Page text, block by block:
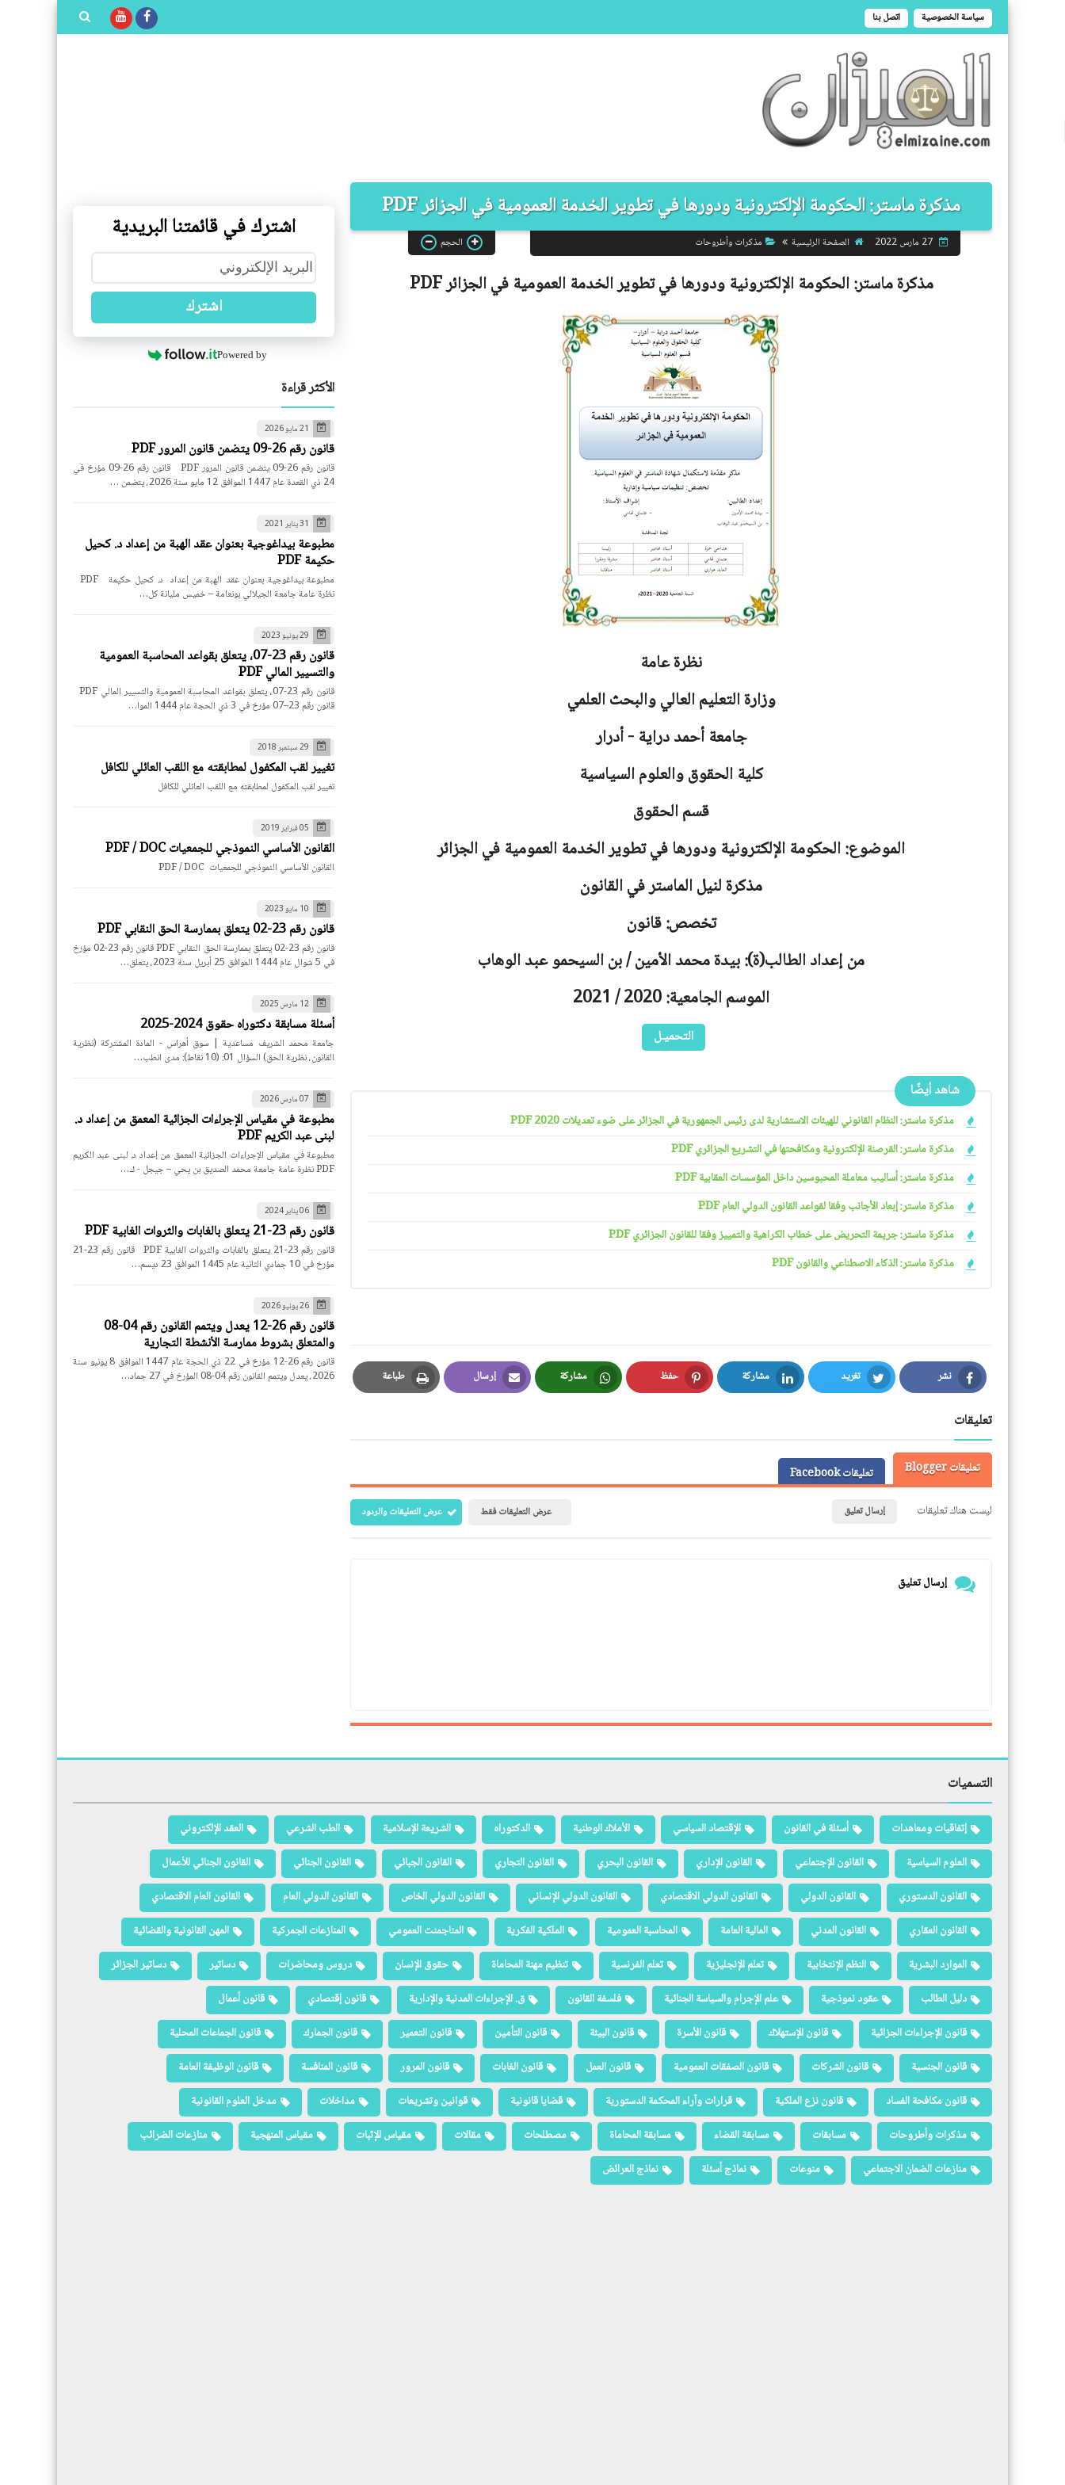
سياسة الخصوصية اتصل بنا
مذكرة ماستر: الحكومة الإلكترونية ودورها في تطوير الخدمة العمومية في الجزائر PDF
27 مارس 2022 الصفحة الرئيسية مذكرات وأطروحات الحجم
مذكرة ماستر:الحكومة الإلكترونية ودورها في تطوير الخدمة العمومية في الجزائرPDF
نظرة عامة
وزارة التعليم العالي والبحث العلمي
جامعةأحمد دراية - أدرار
كلية الحقوق والعلوم السياسية
قسم الحقوق
الموضوع: الحكومة الإلكترونية ودورها في تطوير الخدمة العمومية في الجزائر
مذكرة لنيل الماستر في القانون
تخصص: قانون
من إعداد الطالب(ة): بيدة محمد الأمين / بن السيحمو عبد الوهاب
الموسم الجامعية: 2020 / 2021
التحميـل
شاهد أيضًا
مذكرة ماستر: النظام القانوني للهيئات الاستشارية لدى رئيس الجمهورية في الجزائر على ضوء تعديلات 2020 PDF
مذكرة ماستر: القرصنة الإلكترونية ومكافحتها في التشريع الجزائري PDF
مذكرة ماستر: أساليب معاملة المحبوسين داخل المؤسسات العقابية PDF
مذكرة ماستر: إبعاد الأجانب وفقا لقواعد القانون الدولي العام PDF
مذكرة ماستر: جريمة التحريض على خطاب الكراهية والتمييز وفقا للقانون الجزائري PDF
مذكرة ماستر: الذكاء الاصطناعي والقانون PDF
نشر
Facebook
تغريد
Twitter
مشاركة
LinkedIn
حفظ
Pinterest
مشاركة
Whatsapp
إرسال
Email
طباعة
Print
تعليقات
تعليقات Blogger
تعليقات Facebook
ليست هناك تعليقات
إرسال تعليق عرض التعليقات فقط عرض التعليقات والردود
إرسال تعليق
اشترك في قائمتنا البريدية
اشترك
Powered by
الأكثر قراءة
21 مايو 2026
قانون رقم 26-09 يتضمن قانون المرور PDF
قانون رقم 26-09 يتضمن قانون المرور PDF قانون رقم 26-09 مؤرخ في
24 ذي القعدة عام 1447 الموافق 12 مايو سنة 2026، يتضمن …
31 يناير 2021
مطبوعة بيداغوجية بعنوان عقد الهبة من إعداد د. كحيل
حكيمة PDF
نظرة عامة جامعة الجيلالي بونعامة – خميس مليانة كل…
29 يونيو 2023
قانون رقم 23-07، يتعلق بقواعد المحاسبة العمومية
والتسيير المالي PDF
قانون رقم 23–07 مؤرخ في 3 ذي الحجة عام 1444 الموا…
29 سبتمبر 2018
تغيير لقب المكفول لمطابقته مع اللقب العائلي للكافل
تغيير لقب المكفول لمطابقته مع اللقب العائلي للكافل
05 فبراير 2019
القانون الأساسي النموذجي للجمعيات PDF / DOC
القانون الأساسي النموذجي للجمعيات PDF / DOC
10 مايو 2023
قانون رقم 23-02 يتعلق بممارسة الحق النقابي PDF
قانون رقم 23-02 يتعلق بممارسة الحق النقابي PDF قانون رقم 23-02 مؤرخ
في 5 شوال عام 1444 الموافق 25 أبريل سنة 2023، يتعلق…
12 مارس 2025
أسئلة مسابقة دكتوراه حقوق 2024-2025
جامعة محمد الشريف مساعدية | سوق أهراس - المادة المشتركة (نظرية
القانون، نظرية الحق) السؤال 01: (10 نقاط): مدى انطب…
07 مارس 2026
مطبوعة في مقياس الإجراءات الجزائية المعمق من إعداد د.
لبنى عبد الكريم PDF
مطبوعة في مقياس الإجراءات الجزائية المعمق من إعداد د. لبنى عبد الكريم
PDF نظرة عامة جامعة محمد الصديق بن يحي – جيجل - ك…
06 يناير 2024
قانون رقم 23-21 يتعلق بالغابات والثروات الغابية PDF
قانون رقم 23-21 يتعلق بالغابات والثروات الغابية PDF قانون رقم 23-21
مؤرخ في 10 جمادي الثانية عام 1445 الموافق 23 ديسم…
26 يونيو 2026
قانون رقم 26-12 يعدل ويتمم القانون رقم 04-08
والمتعلق بشروط ممارسة الأنشطة التجارية
قانون رقم 26-12 مؤرخ في 22 ذي الحجة عام 1447 الموافق 8 يونيو سنة
2026، يعدل ويتمم القانون رقم 04-08 المؤرخ في 27 جماد…
التسميات
إتفاقيات ومعاهدات أسئلة في القانون الإقتصاد السياسي الأملاك الوطنية الدكتوراه الشريعة الإسلامية الطب الشرعي
العقد الإلكتروني
العلوم السياسية
القانون الإجتماعي القانون الإداري القانون البحري القانون التجاري القانون الجبائي القانون الجنائي
القانون الجنائي للأعمال
القانون الدستوري
القانون الدولي القانون الدولي الاقتصادي القانون الدولي الإنساني القانون الدولي الخاص القانون الدولي العام
القانون العام الاقتصادي
القانون العقاري
القانون المدني المالية العامة المحاسبة العمومية الملكية الفكرية المناجمنت العمومي المنازعات الجمركية
المهن القانونية والقضائية
الموارد البشرية
النظم الإنتخابية تعلم الإنجليزية تعلم الفرنسية تنظيم مهنة المحاماة حقوق الإنسان دروس ومحاضرات دساتير
دساتير الجزائر
دليل الطالب
عقود نموذجية علم الإجرام والسياسة الجنائية فلسفة القانون ق. الإجراءات المدنية والإدارية قانون إقتصادي
قانون أعمال
قانون الإجراءات الجزائية
قانون الإستهلاك قانون الأسرة قانون البيئة قانون التأمين قانون التعمير قانون الجمارك
قانون الجماعات المحلية
قانون الجنسية
قانون الشركات قانون الصفقات العمومية قانون العمل قانون الغابات قانون المرور قانون المنافسة
قانون الوظيفة العامة
قانون مكافحة الفساد
قانون نزع الملكية قرارات وآراء المحكمة الدستورية قضايا قانونية قوانين وتشريعات مداخلات
مدخل العلوم القانونية
مذكرات وأطروحات
مسابقات مسابقة القضاء مسابقة المحاماة مصطلحات مقالات مقياس الإثبات مقياس المنهجية
منازعات الضرائب
منازعات الضمان الاجتماعي
منوعات نماذج أسئلة نماذج العرائض